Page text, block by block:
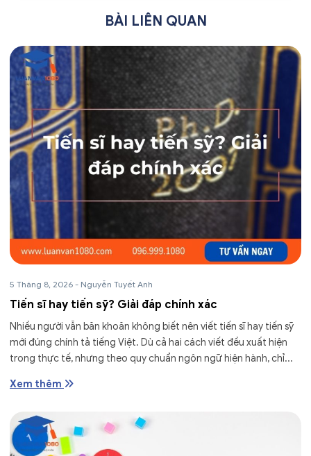
BÀI LIÊN QUAN
5 Tháng 8, 2026 - Nguyễn Tuyết Anh
Tiến sĩ hay tiến sỹ? Giải đáp chính xác
Nhiều người vẫn băn khoăn không biết nên viết tiến sĩ hay tiến sỹ
mới đúng chính tả tiếng Việt. Dù cả hai cách viết đều xuất hiện
trong thực tế, nhưng theo quy chuẩn ngôn ngữ hiện hành, chỉ...
Xem thêm